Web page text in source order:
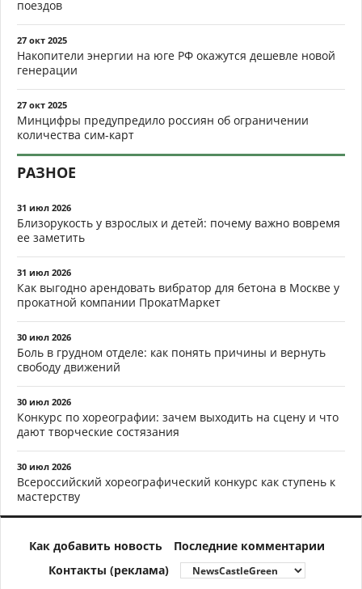
поездов
27 окт 2025
Накопители энергии на юге РФ окажутся дешевле новой
генерации
27 окт 2025
Минцифры предупредило россиян об ограничении
количества сим-карт
РАЗНОЕ
31 июл 2026
Близорукость у взрослых и детей: почему важно вовремя
ее заметить
31 июл 2026
Как выгодно арендовать вибратор для бетона в Москве у
прокатной компании ПрокатМаркет
30 июл 2026
Боль в грудном отделе: как понять причины и вернуть
свободу движений
30 июл 2026
Конкурс по хореографии: зачем выходить на сцену и что
дают творческие состязания
30 июл 2026
Всероссийский хореографический конкурс как ступень к
мастерству
Как добавить новость
Последние комментарии
Контакты (реклама)